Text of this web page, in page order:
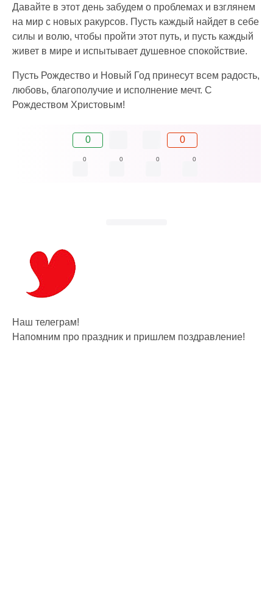
Давайте в этот день забудем о проблемах и взглянем
на мир с новых ракурсов. Пусть каждый найдет в себе
силы и волю, чтобы пройти этот путь, и пусть каждый
живет в мире и испытывает душевное спокойствие.
Пусть Рождество и Новый Год принесут всем радость,
любовь, благополучие и исполнение мечт. С
Рождеством Христовым!
0 0
0 0 0 0
Наш телеграм!
Напомним про праздник и пришлем поздравление!